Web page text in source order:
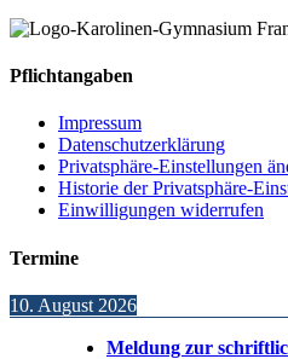
Pflichtangaben
Impressum
Datenschutzerklärung
Privatsphäre-Einstellungen
Historie der Privatsphäre-
Einwilligungen widerrufen
Termine
10. August 2026
Meldung zur